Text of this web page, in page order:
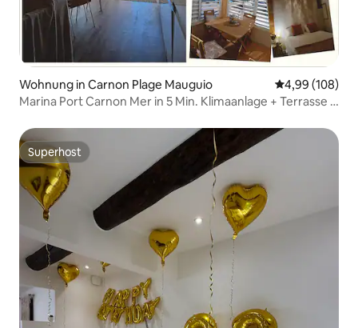
Wohnung in Carnon Plage Mauguio
4,99 (108)
Marina Port Carnon Mer in 5 Min. Klimaanlage + Terrasse +
Superhost
Superhost